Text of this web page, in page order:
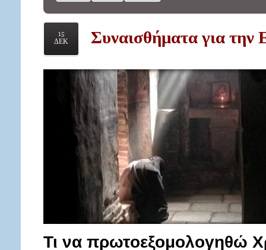
15
ΔΕΚ
Συναισθήματα για την
Τι να πρωτοεξομολογηθώ